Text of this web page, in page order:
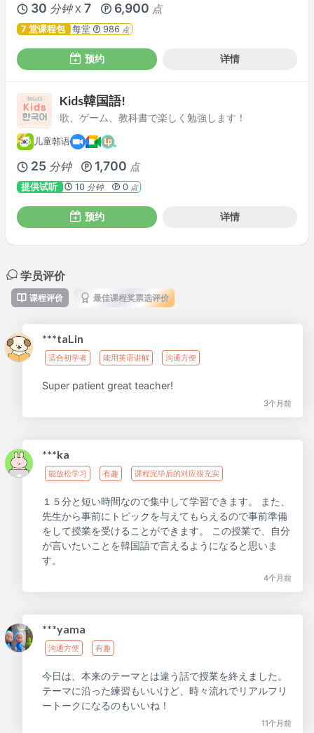
30 分钟 X 7 6,900 点
7 堂课程包 每堂 986 点
预约 详情
Kids韓国語!
歌、ゲーム、教科書で楽しく勉強します！
儿童韩语
25 分钟 1,700 点
提供试听 10 分钟 0点
预约 详情
学员评价
课程评价 最佳课程奖票选评价
***taLin
适合初学者 能用英语讲解 沟通方便
Super patient great teacher!
3个月前
***ka
能放松学习 有趣 课程完毕后的对应很充实
１５分と短い時間なので集中して学習できます。 また、
先生から事前にトピックを与えてもらえるので事前準備
をして授業を受けることができます。 この授業で、自分
が言いたいことを韓国語で言えるようになると思いま
す。
4个月前
***yama
沟通方便 有趣
今日は、本来のテーマとは違う話で授業を終えました。
テーマに沿った練習もいいけど、時々流れでリアルフリ
ートークになるのもいいね！
11个月前